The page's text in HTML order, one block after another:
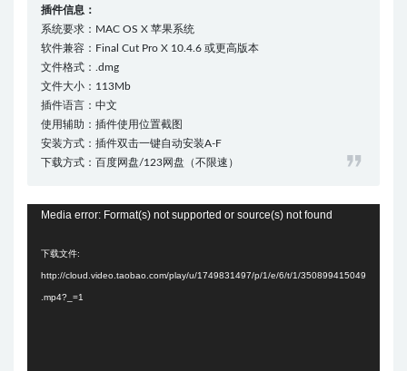
插件信息：
系统要求：MAC OS X 苹果系统
软件兼容：Final Cut Pro X 10.4.6 或更高版本
文件格式：.dmg
文件大小：113Mb
插件语言：中文
使用辅助：插件使用位置截图
安装方式：插件双击一键自动安装A-F
下载方式：百度网盘/123网盘（不限速）
Media error: Format(s) not supported or source(s) not found
下载文件:
http://cloud.video.taobao.com/play/u/1749831497/p/1/e/6/t/1/350899415049
.mp4?_=1